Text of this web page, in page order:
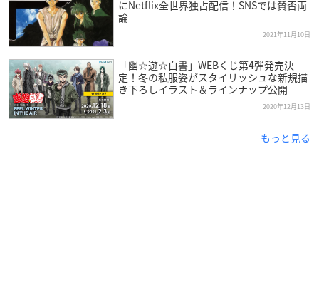
▼ご予約・ご購入はこちらから
アニメイト
にNetflix全世界独占配信！SNSでは賛否両
論
2021年11月10日
「幽☆遊☆白書」WEBくじ第4弾発売決
定！冬の私服姿がスタイリッシュな新規描
き下ろしイラスト＆ラインナップ公開
2020年12月13日
もっと見る